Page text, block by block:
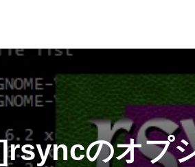
のオプ